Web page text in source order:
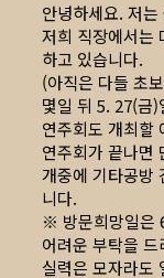
안녕하세요. 저
저희 직장에서는
하고 있습니다.
(아직은 다들 초
몇일 뒤 5. 27(금
연주회도 개최할
연주회가 끝나면
개중에 기타공방
니다.
※ 방문희망일은
어려운 부탁을
실력은 모자라도